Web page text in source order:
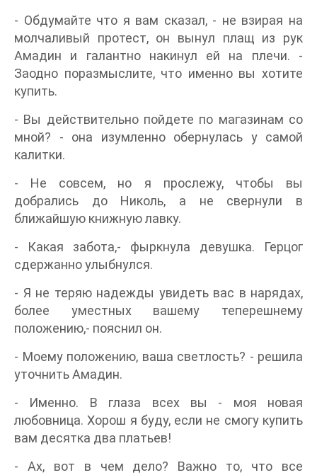
- Обдумайте что я вам сказал, - не взирая на
молчаливый протест, он вынул плащ из рук
Амадин и галантно накинул ей на плечи. -
Заодно поразмыслите, что именно вы хотите
купить.
- Вы действительно пойдете по магазинам со
мной? - она изумленно обернулась у самой
калитки.
- Не совсем, но я прослежу, чтобы вы
добрались до Николь, а не свернули в
ближайшую книжную лавку.
- Какая забота,- фыркнула девушка. Герцог
сдержанно улыбнулся.
- Я не теряю надежды увидеть вас в нарядах,
более уместных вашему теперешнему
положению,- пояснил он.
- Моему положению, ваша светлость? - решила
уточнить Амадин.
- Именно. В глаза всех вы - моя новая
любовница. Хорош я буду, если не смогу купить
вам десятка два платьев!
- Ах, вот в чем дело? Важно то, что все